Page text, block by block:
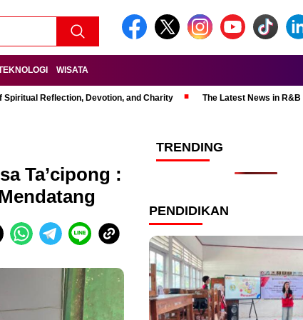
WISATA
Spiritual Reflection, Devotion, and Charity The Latest News in
Ta’cipong :
TRENDING
PENDIDIKAN